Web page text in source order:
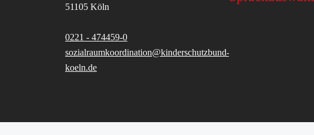
51105 Köln
0221 - 474459-0
sozialraumkoordination@kinderschutzbund-
koeln.de